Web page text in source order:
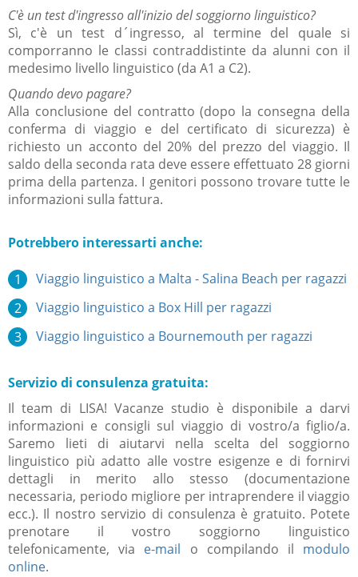
C'è un test d'ingresso all'inizio del soggiorno linguistico?
Sì, c'è un test d´ingresso, al termine del quale si
comporranno le classi contraddistinte da alunni con il
medesimo livello linguistico (da A1 a C2).
Quando devo pagare?
Alla conclusione del contratto (dopo la consegna della
conferma di viaggio e del certificato di sicurezza) è
richiesto un acconto del 20% del prezzo del viaggio. Il
saldo della seconda rata deve essere effettuato 28 giorni
prima della partenza. I genitori possono trovare tutte le
informazioni sulla fattura.
Potrebbero interessarti anche:
Viaggio linguistico a Malta - Salina Beach per ragazzi
Viaggio linguistico a Box Hill per ragazzi
Viaggio linguistico a Bournemouth per ragazzi
Servizio di consulenza gratuita:
Il team di LISA! Vacanze studio è disponibile a darvi
informazioni e consigli sul viaggio di vostro/a figlio/a.
Saremo lieti di aiutarvi nella scelta del soggiorno
linguistico più adatto alle vostre esigenze e di fornirvi
dettagli in merito allo stesso (documentazione
necessaria, periodo migliore per intraprendere il viaggio
ecc.). Il nostro servizio di consulenza è gratuito. Potete
prenotare il vostro soggiorno linguistico
telefonicamente, via e-mail o compilando il modulo
online.